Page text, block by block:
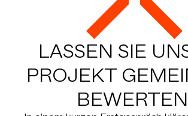
LASSEN SIE
PROJEKT